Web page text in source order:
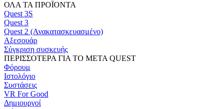
ΟΛΑ ΤΑ ΠΡΟΪΟΝΤΑ
Quest 3S
Quest 3
Quest 2 (Ανακατασκευασμένο)
Αξεσουάρ
Σύγκριση συσκευής
ΠΕΡΙΣΣΟΤΕΡΑ ΓΙΑ ΤΟ META QUEST
Φόρουμ
Ιστολόγιο
Συστάσεις
VR For Good
Δημιουργοί